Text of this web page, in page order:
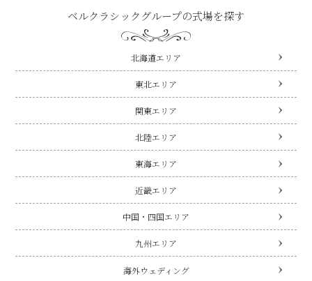
ベルクラシックグループの式場を探す
北海道エリア
東北エリア
関東エリア
北陸エリア
東海エリア
近畿エリア
中国・四国エリア
九州エリア
海外ウェディング